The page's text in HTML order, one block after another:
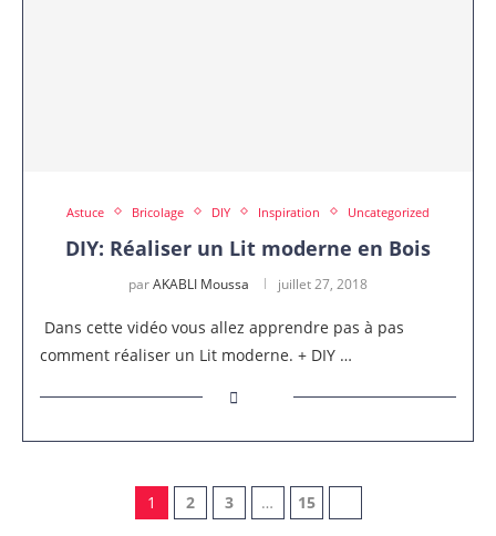
Astuce Bricolage DIY Inspiration Uncategorized
DIY: Réaliser un Lit moderne en Bois
parAKABLI Moussa juillet 27, 2018
Dans cette vidéo vous allez apprendre pas à pas
comment réaliser un Lit moderne. + DIY …
1 2 3 … 15